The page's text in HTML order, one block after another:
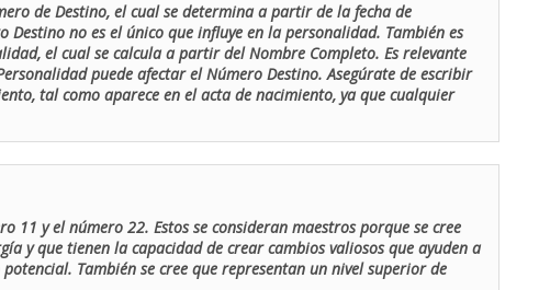
de Destino, el cual se determina a partir de la fecha de
Destino no es el único que influye en la personalidad. También es
el cual se calcula a partir del Nombre Completo. Es relevante
puede afectar el Número Destino. Asegúrate de escribir
tal como aparece en el acta de nacimiento, ya que cualquier
11 y el número 22. Estos se consideran maestros porque se cree
y que tienen la capacidad de crear cambios valiosos que ayuden a
También se cree que representan un nivel superior de